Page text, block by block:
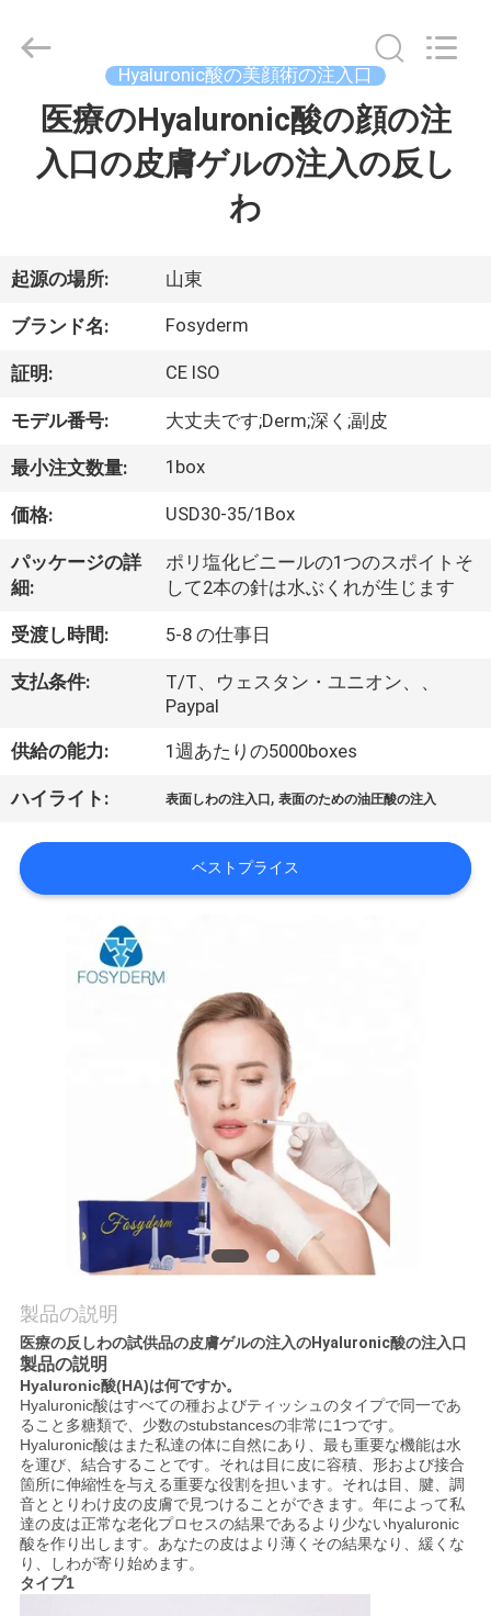
品
わ
た
し
ち
に
つ
い
工
ツ
く
だ
さ
い
ニ
ュ
2026
Jinan
Trading
Reserved.
Hyaluronic酸の美顔術の注入口
医療のHyaluronic酸の顔の注
入口の皮膚ゲルの注入の反し
わ
起源の場所: 山東
ブランド名: Fosyderm
証明: CE ISO
モデル番号: 大丈夫です;Derm;深く;副皮
最小注文数量: 1box
価格: USD30-35/1Box
パッケージの詳
細:
ポリ塩化ビニールの1つのスポイトそ
して2本の針は水ぶくれが生じます
受渡し時間: 5-8 の仕事日
支払条件:
T/T、ウェスタン・ユニオン、、
Paypal
供給の能力: 1週あたりの5000boxes
ハイライト: 表面しわの注入口 ,表面のための油圧酸の注入
ベストプライス
製品の説明
医療の反しわの試供品の皮膚ゲルの注入のHyaluronic酸の注入口
製品の説明
Hyaluronic酸(HA)は何ですか。
Hyaluronic酸はすべての種およびティッシュのタイプで同一であ
ること多糖類で、少数のstubstancesの非常に1つです。
Hyaluronic酸はまた私達の体に自然にあり、最も重要な機能は水
を運び、結合することです。それは目に皮に容積、形および接合
箇所に伸縮性を与える重要な役割を担います。それは目、腱、調
音ととりわけ皮の皮膚で見つけることができます。年によって私
達の皮は正常な老化プロセスの結果であるより少ないhyaluronic
酸を作り出します。あなたの皮はより薄くその結果なり、緩くな
り、しわが寄り始めます。
タイプ1